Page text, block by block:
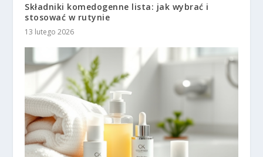
Składniki komedogenne lista: jak wybrać i
stosować w rutynie
13 lutego 2026